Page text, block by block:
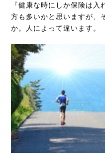
『健康な時にしか保険は
方も多いかと思いますが、
か。人によって違います。